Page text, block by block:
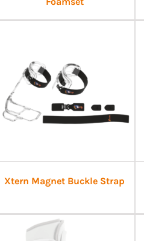
Xtern Magnet Buckle Strap